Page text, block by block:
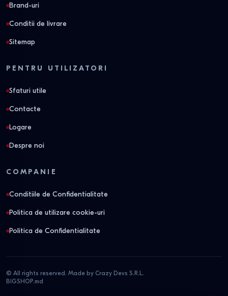
Brand-uri
Conditii de livrare
Sitemap
PENTRU UTILIZATORI
Sfaturi utile
Contacte
Logare
Despre noi
COMPANIE
Conditiile de Confidentialitate
Politica de utilizare cookie-uri
Politica de Confidentialitate
© All rights reserved. Made by Crazy Devs S.R.L.
BIGSHOP.md